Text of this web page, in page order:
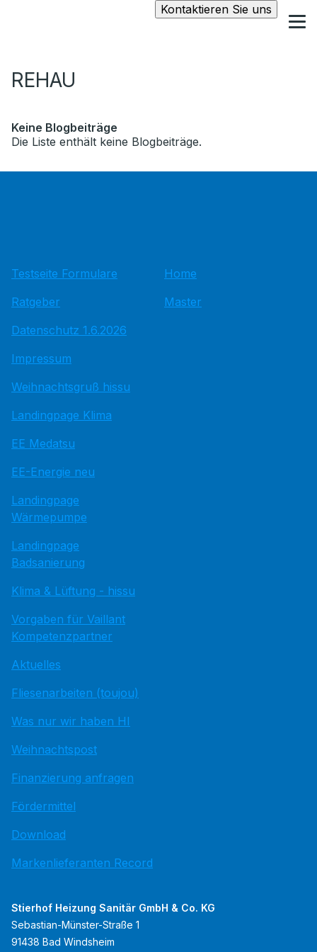
Kontaktieren Sie uns
REHAU
Keine Blogbeiträge
Die Liste enthält keine Blogbeiträge.
Testseite Formulare
Ratgeber
Datenschutz 1.6.2026
Impressum
Weihnachtsgruß hissu
Landingpage Klima
EE Medatsu
EE-Energie neu
Landingpage
Wärmepumpe
Landingpage
Badsanierung
Klima & Lüftung - hissu
Vorgaben für Vaillant
Kompetenzpartner
Aktuelles
Fliesenarbeiten (toujou)
Was nur wir haben HI
Weihnachtspost
Finanzierung anfragen
Fördermittel
Download
Markenlieferanten Record
Home
Master
Stierhof Heizung Sanitär GmbH & Co. KG
Sebastian-Münster-Straße 1
91438 Bad Windsheim